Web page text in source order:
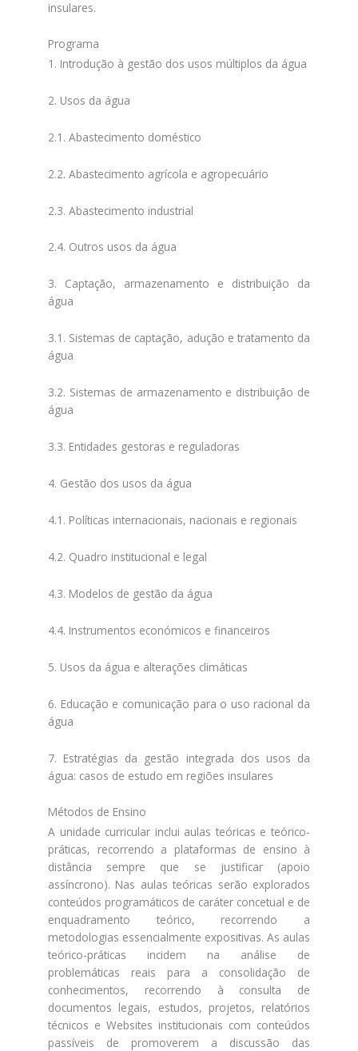
insulares.
Programa
1. Introdução à gestão dos usos múltiplos da água
2. Usos da água
2.1. Abastecimento doméstico
2.2. Abastecimento agrícola e agropecuário
2.3. Abastecimento industrial
2.4. Outros usos da água
3. Captação, armazenamento e distribuição da
água
3.1. Sistemas de captação, adução e tratamento da
água
3.2. Sistemas de armazenamento e distribuição de
água
3.3. Entidades gestoras e reguladoras
4. Gestão dos usos da água
4.1. Políticas internacionais, nacionais e regionais
4.2. Quadro institucional e legal
4.3. Modelos de gestão da água
4.4. Instrumentos económicos e financeiros
5. Usos da água e alterações climáticas
6. Educação e comunicação para o uso racional da
água
7. Estratégias da gestão integrada dos usos da
água: casos de estudo em regiões insulares
Métodos de Ensino
A unidade curricular inclui aulas teóricas e teórico-
práticas, recorrendo a plataformas de ensino à
distância sempre que se justificar (apoio
assíncrono). Nas aulas teóricas serão explorados
conteúdos programáticos de caráter concetual e de
enquadramento teórico, recorrendo a
metodologias essencialmente expositivas. As aulas
teórico-práticas incidem na análise de
problemáticas reais para a consolidação de
conhecimentos, recorrendo à consulta de
documentos legais, estudos, projetos, relatórios
técnicos e Websites institucionais com conteúdos
passíveis de promoverem a discussão das